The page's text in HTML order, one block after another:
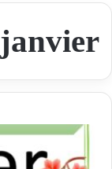
janvier